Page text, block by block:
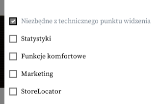
Niezbędne z technicznego punktu widzenia
Statystyki
Funkcje komfortowe
Marketing
StoreLocator